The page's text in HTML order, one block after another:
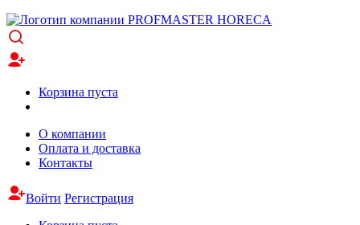
Корзина пуста
О компании
Оплата и доставка
Контакты
Войти Регистрация